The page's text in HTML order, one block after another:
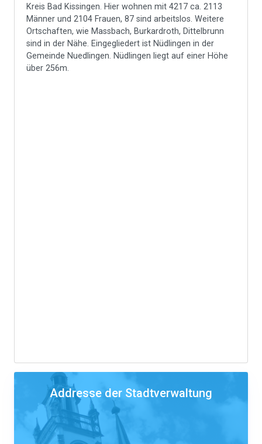
Kreis Bad Kissingen. Hier wohnen mit 4217 ca. 2113
Männer und 2104 Frauen, 87 sind arbeitslos. Weitere
Ortschaften, wie Massbach, Burkardroth, Dittelbrunn
sind in der Nähe. Eingegliedert ist Nüdlingen in der
Gemeinde Nuedlingen. Nüdlingen liegt auf einer Höhe
über 256m.
Addresse der Stadtverwaltung